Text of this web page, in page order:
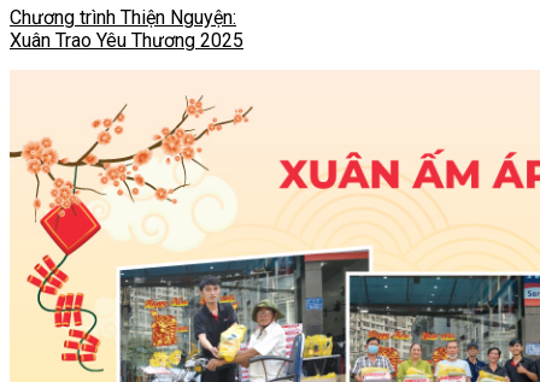
Chương trình Thiện Nguyện:
Xuân Trao Yêu Thương 2025